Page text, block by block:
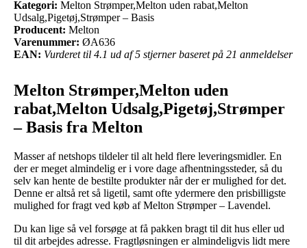
Kategori: Melton Strømper,Melton uden rabat,Melton
Udsalg,Pigetøj,Strømper – Basis
Producent: Melton
Varenummer: ØA636
EAN: Vurderet til 4.1 ud af 5 stjerner baseret på 21 anmeldelser
Melton Strømper,Melton uden
rabat,Melton Udsalg,Pigetøj,Strømper
– Basis fra Melton
Masser af netshops tildeler til alt held flere leveringsmidler. En
der er meget almindelig er i vore dage afhentningssteder, så du
selv kan hente de bestilte produkter når der er mulighed for det.
Denne er altså ret så ligetil, samt ofte ydermere den prisbilligste
mulighed for fragt ved køb af Melton Strømper – Lavendel.
Du kan lige så vel forsøge at få pakken bragt til dit hus eller ud
til dit arbejdes adresse. Fragtløsningen er almindeligvis lidt mere